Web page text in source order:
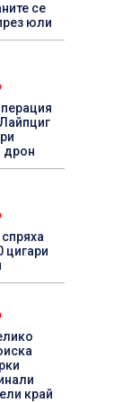
се
юли
дрон
цигари
край